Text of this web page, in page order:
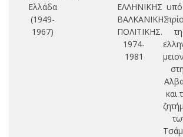
Ελλάδα
(1949-
1967)
ΕΛΛΗΝΙΚΗΣ
ΒΑΛΚΑΝΙΚΗΣ
ΠΟΛΙΤΙΚΗΣ.
1974-
1981
υπό
και